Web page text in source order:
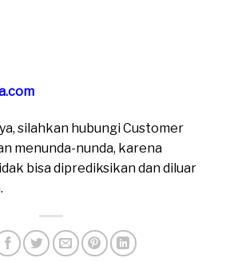
silahkan hubungi Customer
menunda-nunda, karena
bisa diprediksikan dan diluar